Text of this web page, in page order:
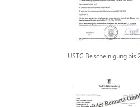
USTG Bescheinigung bis